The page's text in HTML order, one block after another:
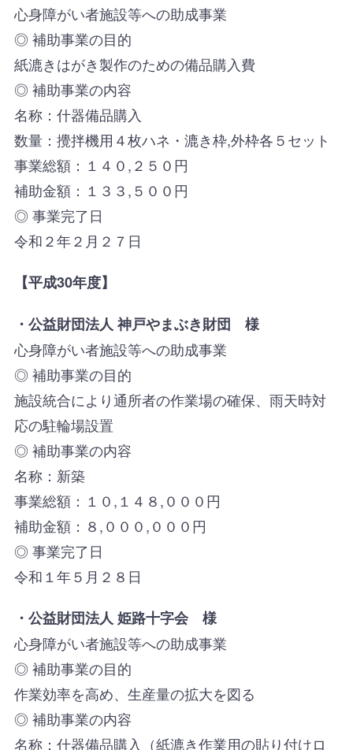
心身障がい者施設等への助成事業
◎ 補助事業の目的
紙漉きはがき製作のための備品購入費
◎ 補助事業の内容
名称：什器備品購入
数量：攪拌機用４枚ハネ・漉き枠,外枠各５セット
事業総額：１４０,２５０円
補助金額：１３３,５００円
◎ 事業完了日
令和２年２月２７日
【平成30年度】
・ 公益財団法人 神戸やまぶき財団 様
心身障がい者施設等への助成事業
◎ 補助事業の目的
施設統合により通所者の作業場の確保、雨天時対
応の駐輪場設置
◎ 補助事業の内容
名称：新築
事業総額：１０,１４８,０００円
補助金額：８,０００,０００円
◎ 事業完了日
令和１年５月２８日
・ 公益財団法人 姫路十字会 様
心身障がい者施設等への助成事業
◎ 補助事業の目的
作業効率を高め、生産量の拡大を図る
◎ 補助事業の内容
名称：什器備品購入（紙漉き作業用の貼り付けロ